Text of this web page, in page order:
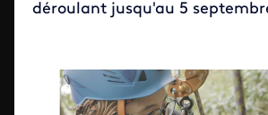
déroulant jusqu'au 5